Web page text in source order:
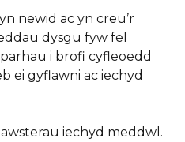
newid ac yn creu’r
dysgu fyw fel
i brofi cyfleoedd
ei gyflawni ac iechyd
iechyd meddwl.